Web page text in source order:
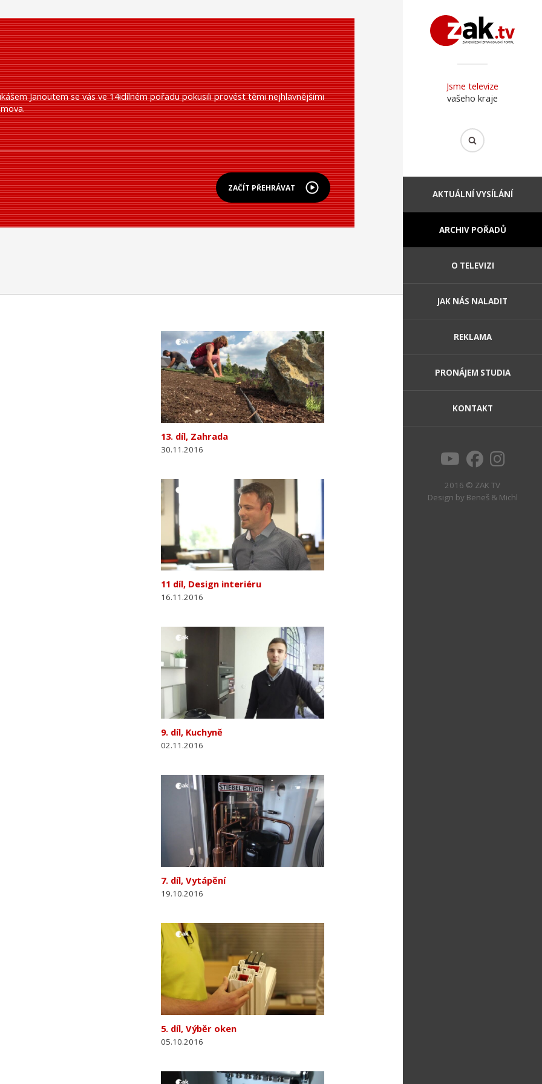
Jsme televize
vašeho kraje
AKTUÁLNÍ VYSÍLÁNÍ
ARCHIV POŘADŮ
O TELEVIZI
JAK NÁS NALADIT
REKLAMA
PRONÁJEM STUDIA
KONTAKT
2016 © ZAK TV
Design by Beneš & Michl
Janoutem se vás ve 14idílném pořadu pokusili provést těmi nejhlavnějšími
ZAČÍT PŘEHRÁVAT
13. díl, Zahrada
30.11.2016
11 díl, Design interiéru
16.11.2016
9. díl, Kuchyně
02.11.2016
7. díl, Vytápění
19.10.2016
5. díl, Výběr oken
05.10.2016